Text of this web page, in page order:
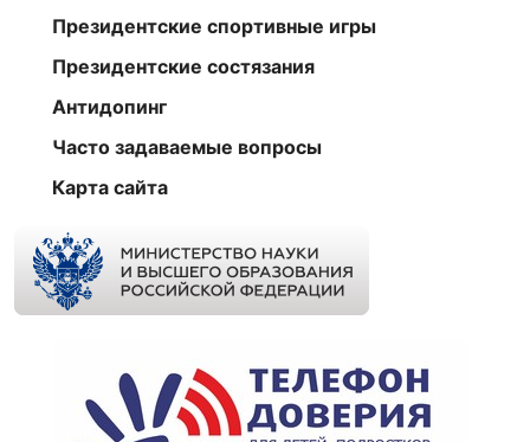
Президентские спортивные игры
Президентские состязания
Антидопинг
Часто задаваемые вопросы
Карта сайта